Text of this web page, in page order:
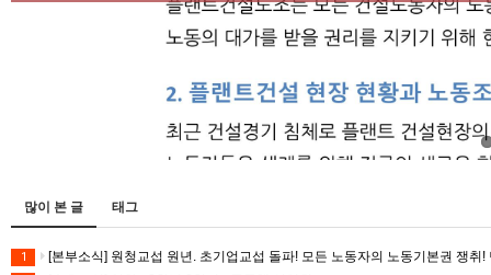
많이 본 글 태그
1 [본부소식] 원청교섭 원년. 초기업교섭 돌파! 모든 노동자의 노동기본권 쟁취